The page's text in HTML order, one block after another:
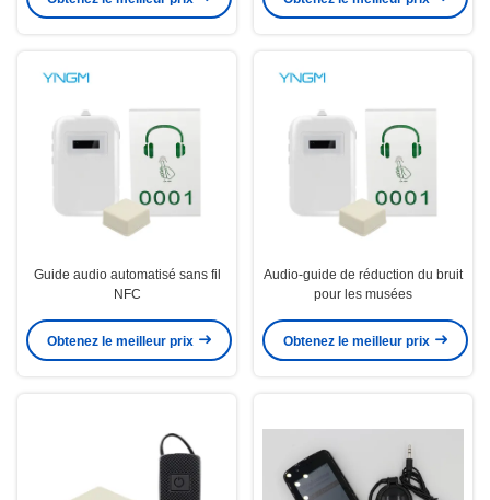
Guide audio automatisé sans fil
NFC
Obtenez le meilleur prix
Audio-guide de réduction du bruit
pour les musées
Obtenez le meilleur prix